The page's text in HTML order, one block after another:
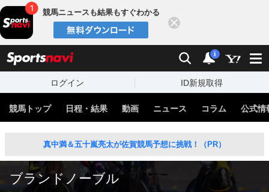
競馬ニュースも結果もすぐわかる
検索 通知
i
ログイン ID新規取得
競馬トップ 日程・結果 動画 ニュース コラム 公式情
真中満＆五十嵐亮太が佐賀競馬予想に挑戦！（PR）
ブランドノーブル